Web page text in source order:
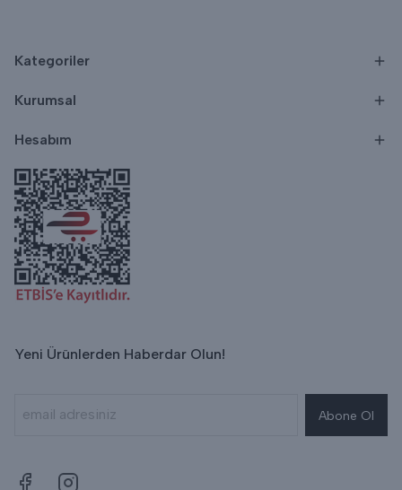
Kategoriler
Kurumsal
Hesabım
Yeni Ürünlerden Haberdar Olun!
Abone Ol